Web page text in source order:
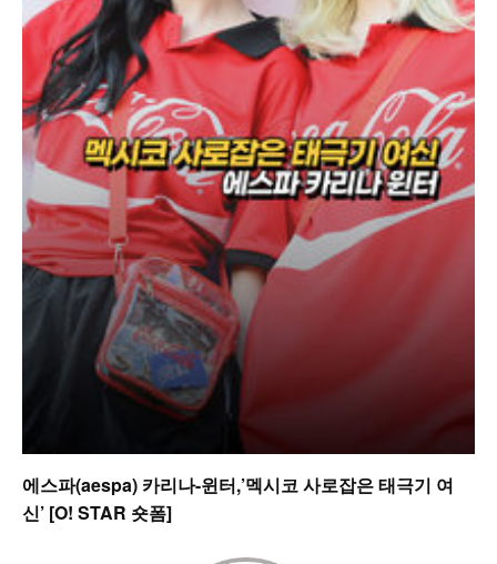
에스파(aespa) 카리나-윈터,’멕시코 사로잡은 태극기 여
신’ [O! STAR 숏폼]